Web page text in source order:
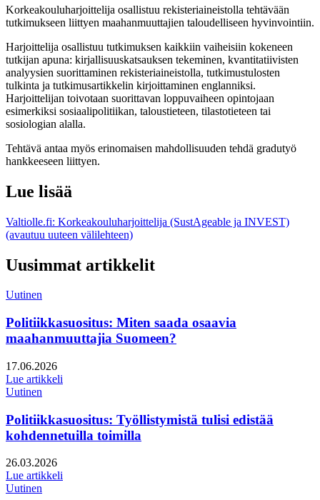
Korkeakouluharjoittelija osallistuu rekisteriaineistolla tehtävään
tutkimukseen liittyen maahanmuuttajien taloudelliseen hyvinvointiin.
Harjoittelija osallistuu tutkimuksen kaikkiin vaiheisiin kokeneen
tutkijan apuna: kirjallisuuskatsauksen tekeminen, kvantitatiivisten
analyysien suorittaminen rekisteriaineistolla, tutkimustulosten
tulkinta ja tutkimusartikkelin kirjoittaminen englanniksi.
Harjoittelijan toivotaan suorittavan loppuvaiheen opintojaan
esimerkiksi sosiaalipolitiikan, taloustieteen, tilastotieteen tai
sosiologian alalla.
Tehtävä antaa myös erinomaisen mahdollisuuden tehdä gradutyö
hankkeeseen liittyen.
Lue lisää
Valtiolle.fi: Korkeakouluharjoittelija (SustAgeable ja INVEST)
(avautuu uuteen välilehteen)
Uusimmat artikkelit
Uutinen
Politiikkasuositus: Miten saada osaavia
maahanmuuttajia Suomeen?
Julkaistu:
17.06.2026
Lue artikkeli
Uutinen
Politiikkasuositus: Työllistymistä tulisi edistää
kohdennetuilla toimilla
Julkaistu:
26.03.2026
Lue artikkeli
Uutinen